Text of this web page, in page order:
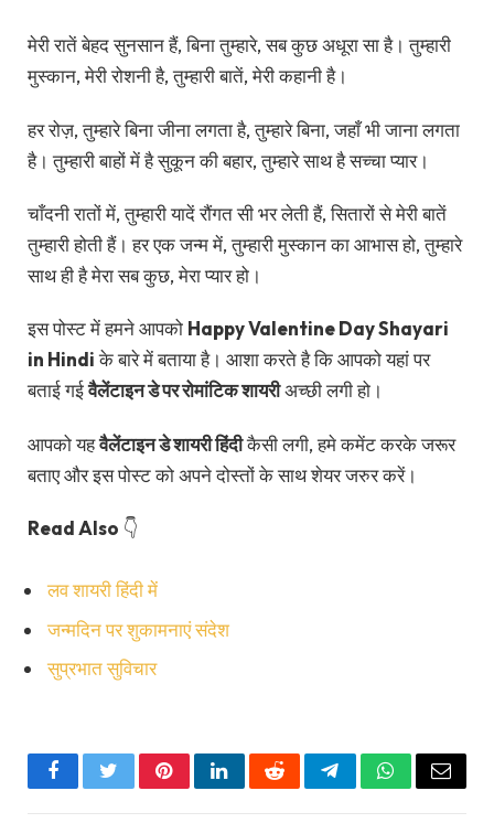
मेरी रातें बेहद सुनसान हैं, बिना तुम्हारे, सब कुछ अधूरा सा है। तुम्हारी
मुस्कान, मेरी रोशनी है, तुम्हारी बातें, मेरी कहानी है।
हर रोज़, तुम्हारे बिना जीना लगता है, तुम्हारे बिना, जहाँ भी जाना लगता
है। तुम्हारी बाहों में है सुकून की बहार, तुम्हारे साथ है सच्चा प्यार।
चाँदनी रातों में, तुम्हारी यादें रौंगत सी भर लेती हैं, सितारों से मेरी बातें
तुम्हारी होती हैं। हर एक जन्म में, तुम्हारी मुस्कान का आभास हो, तुम्हारे
साथ ही है मेरा सब कुछ, मेरा प्यार हो।
इस पोस्ट में हमने आपको Happy Valentine Day Shayari
in Hindiके बारे में बताया है। आशा करते है कि आपको यहां पर
बताई गईवैलेंटाइन डे पर रोमांटिक शायरीअच्छी लगी हो।
आपको यहवैलेंटाइन डे शायरी हिंदीकैसी लगी, हमे कमेंट करके जरूर
बताए और इस पोस्ट को अपने दोस्तों के साथ शेयर जरुर करें।
Read Also 👇
लव शायरी हिंदी में
जन्मदिन पर शुकामनाएं संदेश
सुप्रभात सुविचार
FacebookTwitterPinterestLinkedInRedditTelegramWhatsApp
Email